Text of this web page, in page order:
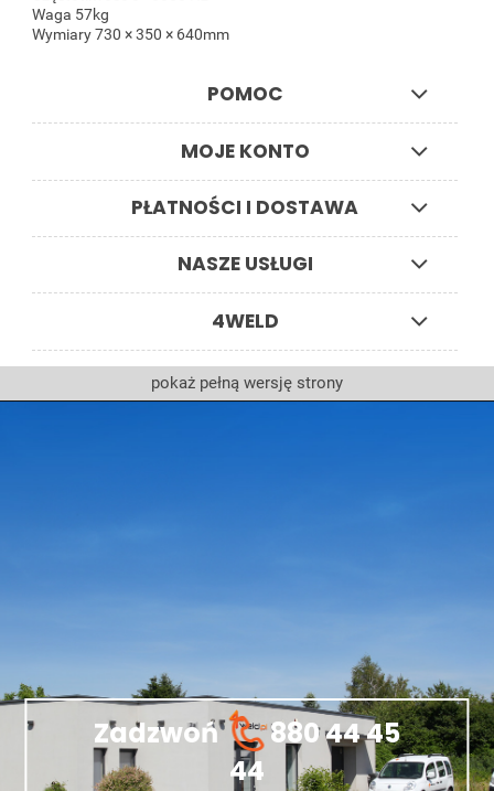
Waga 57kg
Wymiary 730 × 350 × 640mm
POMOC
MOJE KONTO
PŁATNOŚCI I DOSTAWA
NASZE USŁUGI
4WELD
pokaż pełną wersję strony
Zadzwoń
880 44 45
44